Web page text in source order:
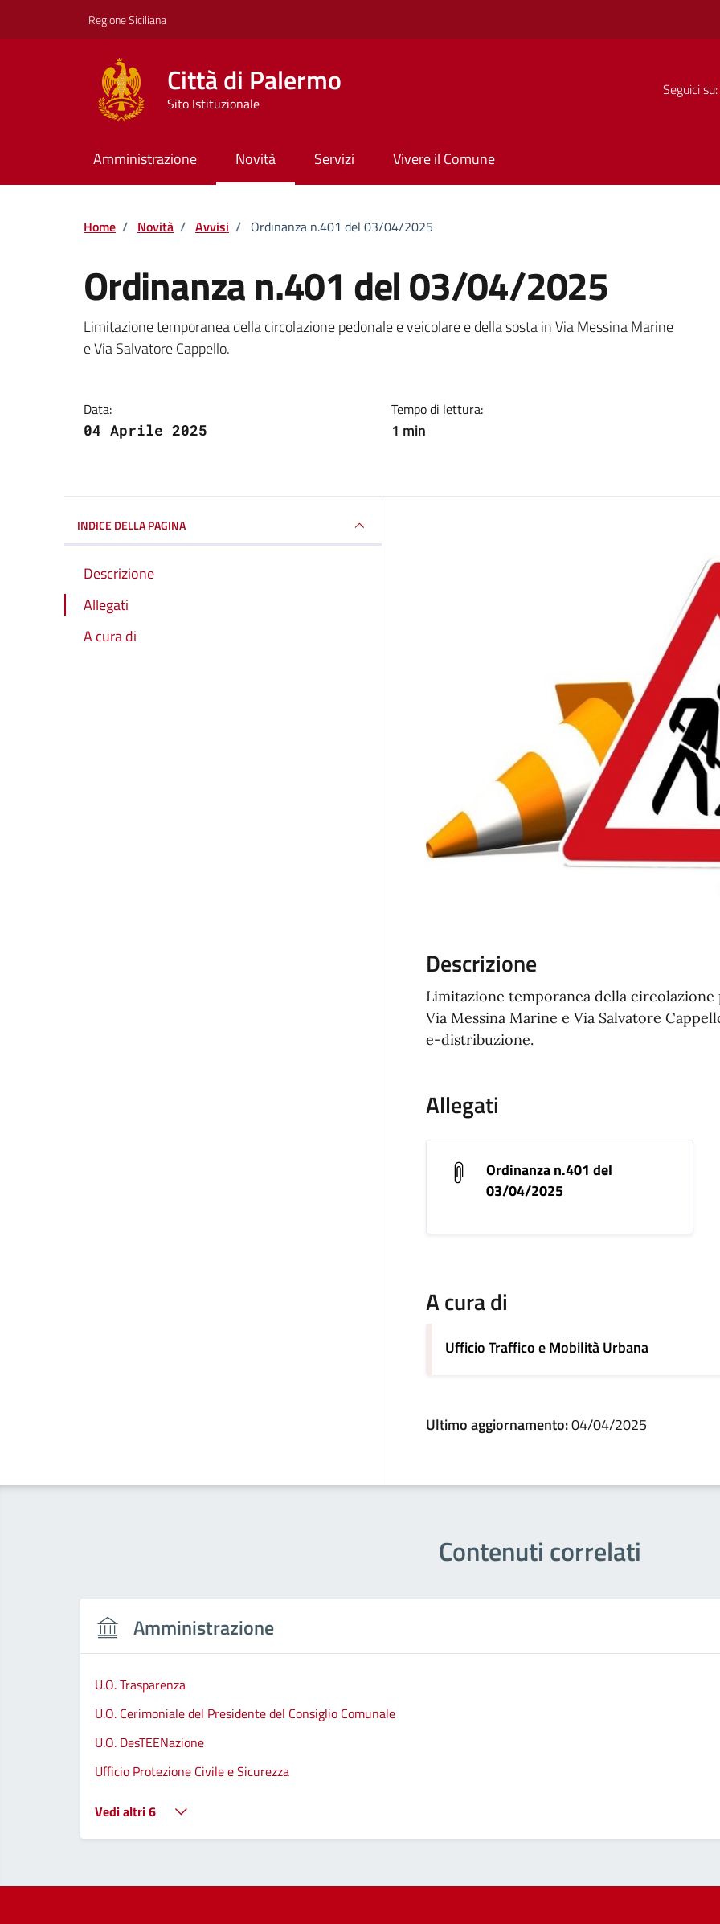
Regione Siciliana
Città di Palermo
Sito Istituzionale
Seguici su:
Amministrazione Novità Servizi Vivere il Comune
Home / Novità / Avvisi / Ordinanza n.401 del 03/04/2025
Ordinanza n.401 del 03/04/2025
Dettagli della notizia
Limitazione temporanea della circolazione pedonale e veicolare e della sosta in Via Messina Marine
e Via Salvatore Cappello.
Data:
04 Aprile 2025
Tempo di lettura:
1 min
INDICE DELLA PAGINA
Descrizione
Allegati
A cura di
Descrizione
Limitazione temporanea della
Via Messina Marine e Via Salvatore
e-distribuzione.
Allegati
Ordinanza n.401 del
03/04/2025
A cura di
Ufficio Traffico e Mobilità Urbana
Ultimo aggiornamento:04/04/2025
Contenuti correlati
Amministrazione
U.O. Trasparenza
U.O. Cerimoniale del Presidente del Consiglio Comunale
U.O. DesTEENazione
Ufficio Protezione Civile e Sicurezza
Vedi altri 6